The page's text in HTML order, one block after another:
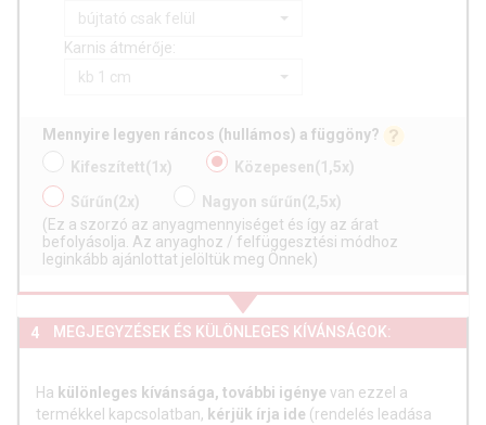
bújtató csak felül
Karnis átmérője:
kb 1 cm
Mennyire legyen ráncos (hullámos) a függöny?
Kifeszített(1x) Közepesen(1,5x)
Sűrűn(2x) Nagyon sűrűn(2,5x)
(Ez a szorzó az anyagmennyiséget és így az árat
befolyásolja. Az anyaghoz / felfüggesztési módhoz
leginkább ajánlottat jelöltük meg Önnek)
4 MEGJEGYZÉSEK ÉS KÜLÖNLEGES KÍVÁNSÁGOK:
Ha különleges kívánsága, további igénye van ezzel a
termékkel kapcsolatban, kérjük írja ide (rendelés leadása